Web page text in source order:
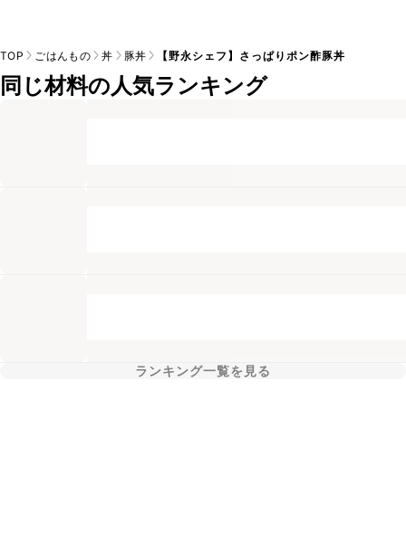
TOP ごはんもの 丼 豚丼 【野永シェフ】さっぱりポン酢豚丼
同じ材料の人気ランキング
ランキング一覧を見る